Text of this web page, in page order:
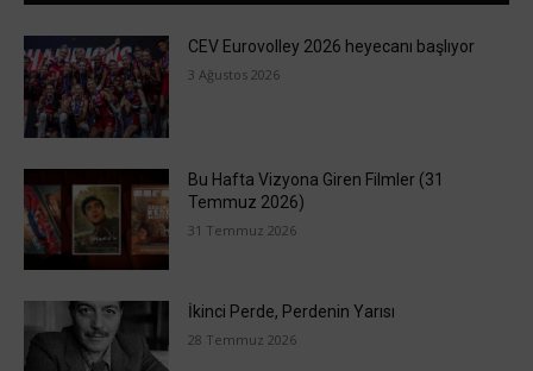
CEV Eurovolley 2026 heyecanı başlıyor
3 Ağustos 2026
Bu Hafta Vizyona Giren Filmler (31
Temmuz 2026)
31 Temmuz 2026
İkinci Perde, Perdenin Yarısı
28 Temmuz 2026